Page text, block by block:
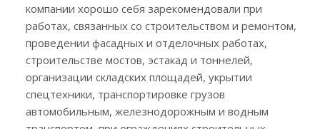
компании хорошо себя зарекомендовали при
работах, связанных со строительством и ремонтом,
проведении фасадных и отделочных работах,
строительстве мостов, эстакад и тоннелей,
организации складских площадей, укрытии
спецтехники, транспортировке грузов
автомобильным, железнодорожным и водным